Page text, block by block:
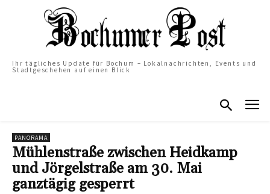
Ihr tägliches Update für Bochum – Lokalnachrichten, Events und
Stadtgeschehen auf einen Blick
PANORAMA
Mühlenstraße zwischen Heidkamp
und Jörgelstraße am 30. Mai
ganztägig gesperrt